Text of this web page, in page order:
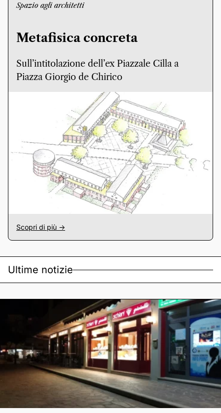
Spazio agli architetti
Metafisica concreta
Sull’intitolazione dell’ex Piazzale Cilla a
Piazza Giorgio de Chirico
Scopri di più ->
Ultime notizie